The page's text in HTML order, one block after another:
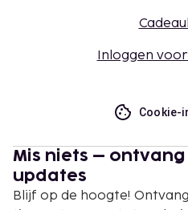
Inloggen
Cookie-
Mis niets –
updates
Blijf op de hoogte!